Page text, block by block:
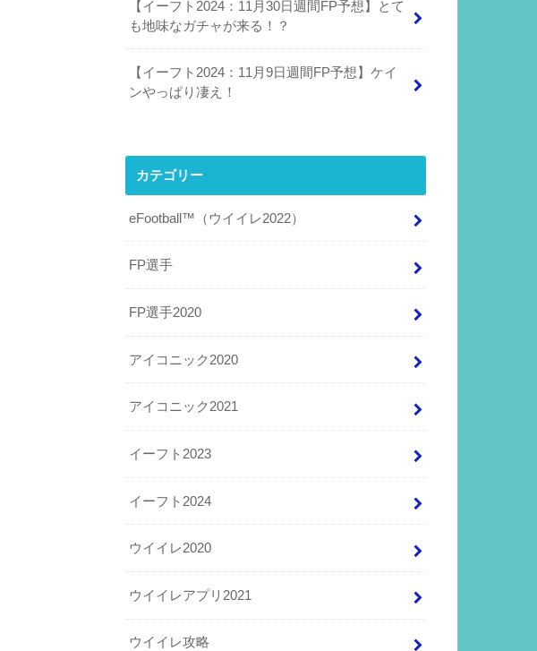
【イーフト2024：11月30日週間FP予想】とて
も地味なガチャが来る！？
【イーフト2024：11月9日週間FP予想】ケイ
ンやっぱり凄え！
カテゴリー
eFootball™（ウイイレ2022）
FP選手
FP選手2020
アイコニック2020
アイコニック2021
イーフト2023
イーフト2024
ウイイレ2020
ウイイレアプリ2021
ウイイレ攻略